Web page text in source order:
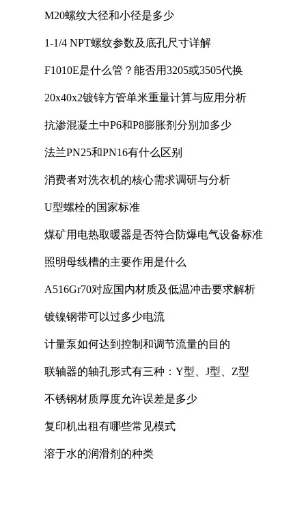
M20螺纹大径和小径是多少
1-1/4 NPT螺纹参数及底孔尺寸详解
F1010E是什么管？能否用3205或3505代换
20x40x2镀锌方管单米重量计算与应用分析
抗渗混凝土中P6和P8膨胀剂分别加多少
法兰PN25和PN16有什么区别
消费者对洗衣机的核心需求调研与分析
U型螺栓的国家标准
煤矿用电热取暖器是否符合防爆电气设备标准
照明母线槽的主要作用是什么
A516Gr70对应国内材质及低温冲击要求解析
镀镍钢带可以过多少电流
计量泵如何达到控制和调节流量的目的
联轴器的轴孔形式有三种：Y型、J型、Z型
不锈钢材质厚度允许误差是多少
复印机出租有哪些常见模式
溶于水的润滑剂的种类